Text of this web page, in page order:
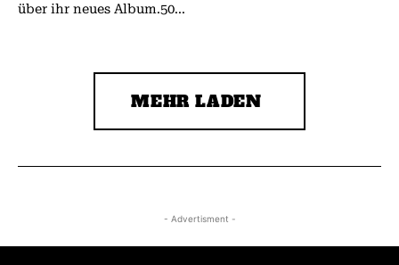
über ihr neues Album.50...
MEHR LADEN
- Advertisment -